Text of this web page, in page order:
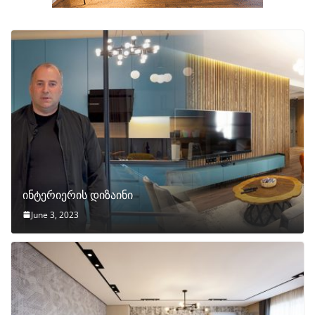
ინტერიერის დიზაინი
June 3, 2023